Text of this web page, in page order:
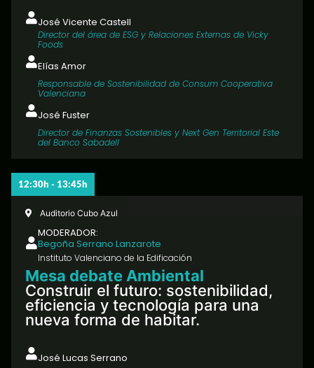
José Vicente Castell
Director del área de ESG y Relaciones Externas de Vicky
Foods
Elías Amor
Responsable de Sostenibilidad de Consum Cooperativa
Valenciana
José Fuster
Director de Finanzas Sostenibles y Next Gen Territorial Este
del Banco Sabadell
12:30h - 13:45h
Auditorio Cubo Azul
MODERADOR:
Begoña Serrano Lanzarote
Instituto Valenciano de la Edificación
Mesa debate Ambiental
Construir el futuro: sostenibilidad,
eficiencia y tecnología para una
nueva forma de habitar.
José Lucas Serrano